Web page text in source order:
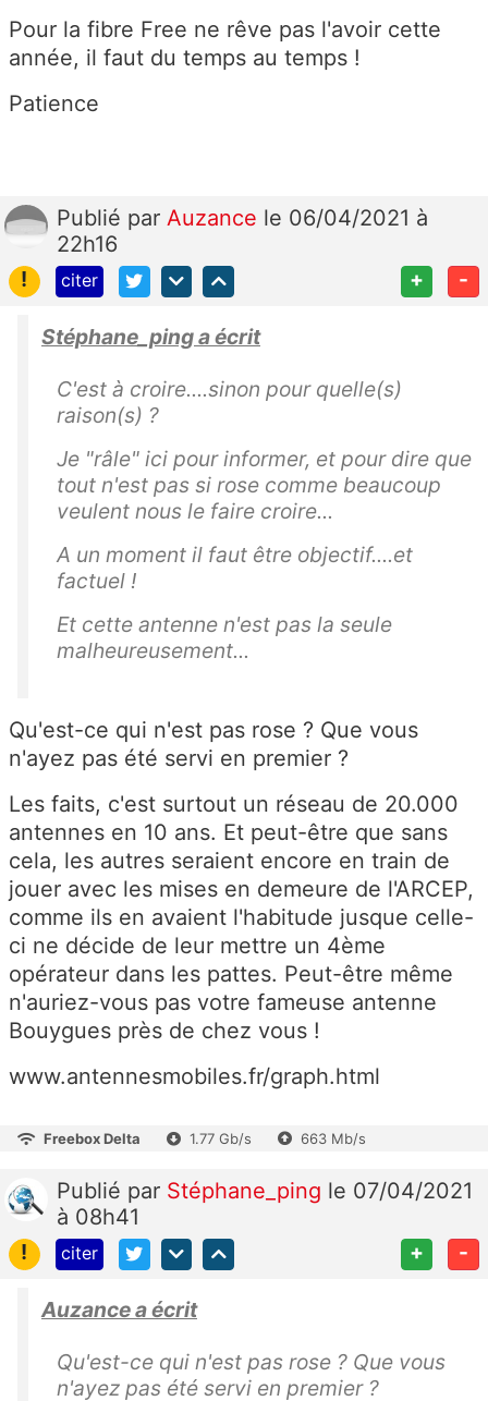
Pour la fibre Free ne rêve pas l'avoir cette
année, il faut du temps au temps !
Patience
Publié par Auzance le 06/04/2021 à
22h16
!
citer + -
Stéphane_ping a écrit
C'est à croire....sinon pour quelle(s)
raison(s) ?
Je "râle" ici pour informer, et pour dire que
tout n'est pas si rose comme beaucoup
veulent nous le faire croire...
A un moment il faut être objectif....et
factuel !
Et cette antenne n'est pas la seule
malheureusement...
Qu'est-ce qui n'est pas rose ? Que vous
n'ayez pas été servi en premier ?
Les faits, c'est surtout un réseau de 20.000
antennes en 10 ans. Et peut-être que sans
cela, les autres seraient encore en train de
jouer avec les mises en demeure de l'ARCEP,
comme ils en avaient l'habitude jusque celle-
ci ne décide de leur mettre un 4ème
opérateur dans les pattes. Peut-être même
n'auriez-vous pas votre fameuse antenne
Bouygues près de chez vous !
www.antennesmobiles.fr/graph.html
Freebox Delta 1.77 Gb/s 663 Mb/s
Publié par Stéphane_ping le 07/04/2021
à 08h41
!
citer + -
Auzance a écrit
Qu'est-ce qui n'est pas rose ? Que vous
n'ayez pas été servi en premier ?